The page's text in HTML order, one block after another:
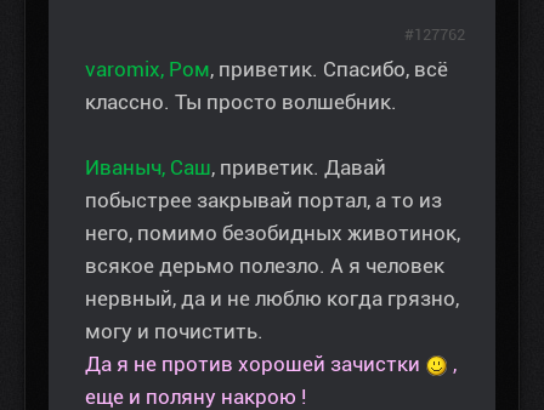
varomix, Ром, приветик. Спасибо, всё
классно. Ты просто волшебник.
Иваныч, Саш, приветик. Давай
побыстрее закрывай портал, а то из
него, помимо безобидных животинок,
всякое дерьмо полезло. А я человек
нервный, да и не люблю когда грязно,
могу и почистить.
Да я не против хорошей зачистки
,
еще и поляну накрою !
#127762